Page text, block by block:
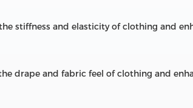
stiffness and elasticity of clothing and
drape and fabric feel of clothing and